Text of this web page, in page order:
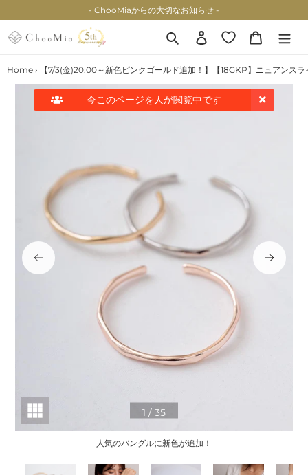
ン
テ
ツ
- ChooMiaからの大切なお知らせ -
検索 ログイン カート
今このページを人が閲覧中です
Home › 【7/3(金)20:00～新色ピンクゴールド追加！】【18GKP】ニュアンス
人気のバングルに新色が追加！
1 / 35